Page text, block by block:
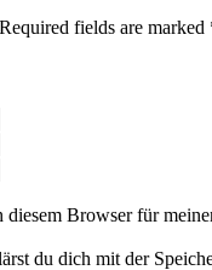
fields are marked
Browser für
du dich mit der